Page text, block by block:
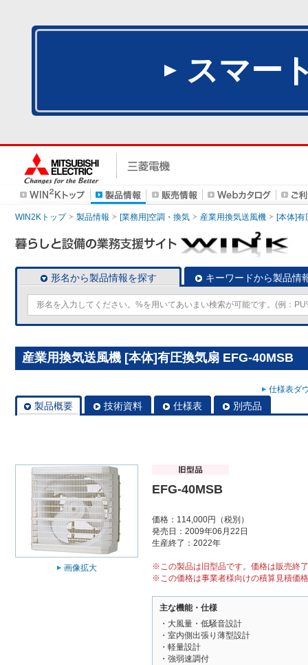
スマー
WIN2Kトップ 製品情報 [業務用]空調・換気 産業用換気送風機 [本体]有
形名から製品情報を探す キーワードから製品情
産業用換気送風機 [本体]有圧換気扇 EFG-40MSB
仕様表ダ
製品概要 技術資料 仕様表 別売品
画像拡大
EFG-40MSB
価格：114,000円（税別）
発売日：2009年06月22日
生産終了：2022年
※この製品は旧型品です。価格は販売終
※この価格は事業者様向けの積算見積価
主な機能・仕様
・大風量・低騒音設計
・室内側出張り薄型設計
・軽量設計
・強弱速調付